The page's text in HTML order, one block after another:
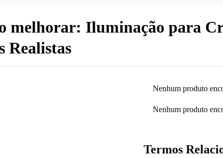
melhorar: Iluminação para
Realistas
Nenhum produto
Nenhum produto
Termos